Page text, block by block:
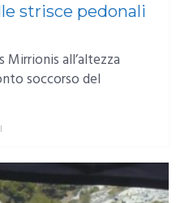
strisce pedonali
all’altezza
soccorso del